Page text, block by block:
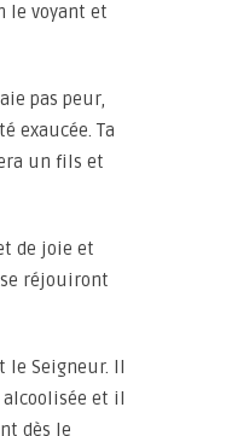
le voyant et
pas peur,
exaucée. Ta
un fils et
de joie et
réjouiront
le Seigneur. Il
et il
dès le